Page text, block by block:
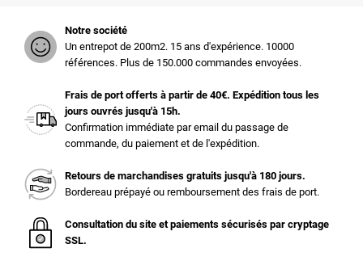
Notre société
Un entrepot de 200m2. 15 ans d'expérience. 10000
références. Plus de 150.000 commandes envoyées.
Frais de port offerts à partir de 40€. Expédition tous les
jours ouvrés jusqu'à 15h.
Confirmation immédiate par email du passage de
commande, du paiement et de l'expédition.
Retours de marchandises gratuits jusqu'à 180 jours.
Bordereau prépayé ou remboursement des frais de port.
Consultation du site et paiements sécurisés par cryptage
SSL.